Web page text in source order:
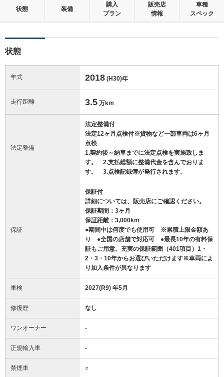
状態 装備
購入
プラン
販売店
情報
車種
スペック
状態
年式 2018 (H30)年
走行距離 3.5 万km
法定整備
法定整備付
法定12ヶ月点検付※貨物など一部車両は6ヶ月
点検
1.契約後～納車までに法定点検を実施致しま
す。 2.支払総額に整備代金を含んでおりま
す。 3.点検記録簿が発行されます。
保証
保証付
詳細については、販売店にご確認ください。
保証期間：3ヶ月
保証距離：3,000km
●期間中は何度でも使用可 ※累積上限金額あ
り ●全国の店舗で対応可 ●最長10年の有料保
証もご用意。充実の保証範囲（401項目）1・
2・3・10年からお選びいただけます※車両によ
り加入条件が異なります
車検 2027(R9) 年5月
修復歴 なし
ワンオーナー -
正規輸入車 -
禁煙車 ○